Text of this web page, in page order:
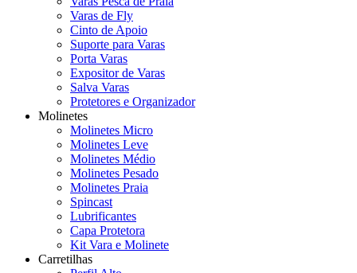
Varas de Fly
Cinto de Apoio
Suporte para Varas
Porta Varas
Expositor de Varas
Salva Varas
Protetores e Organizador
Molinetes
Molinetes Micro
Molinetes Leve
Molinetes Médio
Molinetes Pesado
Molinetes Praia
Spincast
Lubrificantes
Capa Protetora
Kit Vara e Molinete
Carretilhas